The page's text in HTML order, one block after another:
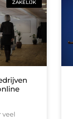
ZAKELIJK
veel